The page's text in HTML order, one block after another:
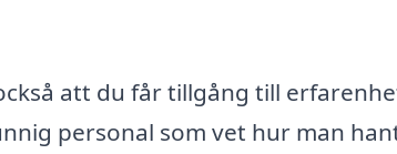
att du får tillgång till
personal som vet hur man